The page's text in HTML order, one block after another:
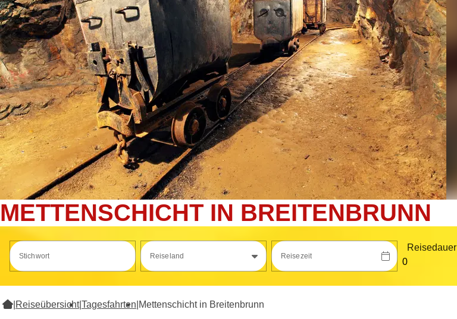
METTENSCHICHT IN BREITENBRUNN
Stichwort Reiseland Reisezeit
Reisedauer
Reiseübersicht|Tagesfahrten Mettenschicht in Breitenbrunn